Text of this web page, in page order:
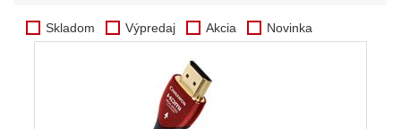
Skladom Výpredaj Akcia Novinka